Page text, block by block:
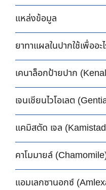
แหล่งข้อมูล
ยาทาแผลในปากใช้เพื่ออะ
เคนาล็อกป้ายปาก
เจนเชียนไวโอเลต
แคมิสตัด เจล
คาโมมายล์
แอมเลกซานอกซ์